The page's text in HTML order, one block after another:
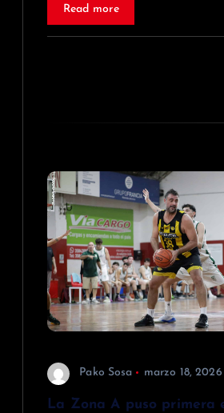
Read more
Pako Sosa marzo 18, 2026
La Zona A puso primera